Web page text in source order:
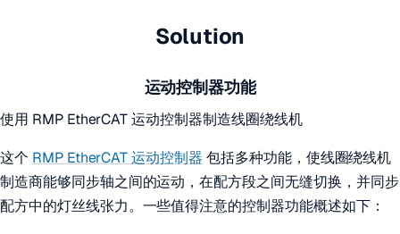
Solution
运动控制器功能
使用 RMP EtherCAT 运动控制器制造线圈绕线机
这个 RMP EtherCAT 运动控制器 包括多种功能，使线圈绕线机
制造商能够同步轴之间的运动，在配方段之间无缝切换，并同步
配方中的灯丝线张力。一些值得注意的控制器功能概述如下：